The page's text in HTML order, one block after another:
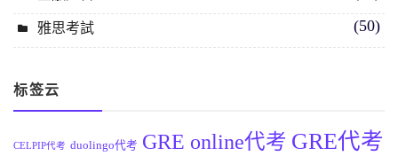
雅思考試 (50)
标签云
CELPIP代考 duolingo代考 GRE online代考 GRE代考